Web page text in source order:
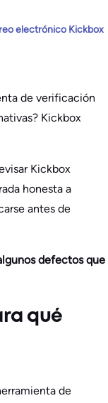
electrónico Kickbox
de verificación
Kickbox
Kickbox
honesta a
antes de
defectos que
qué
de